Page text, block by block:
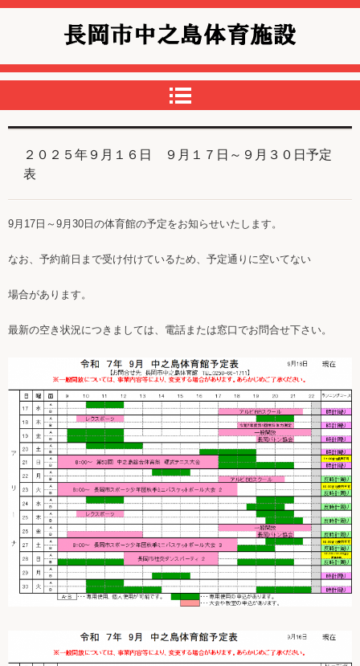
中之島体育館
２０２５年９月１６日 ９月１７日～９月３０日予定
表
9月17日～9月30日の体育館の予定をお知らせいたします。
なお、予約前日まで受け付けているため、予定通りに空いてない
場合があります。
最新の空き状況につきましては、電話または窓口でお問合せ下さい。